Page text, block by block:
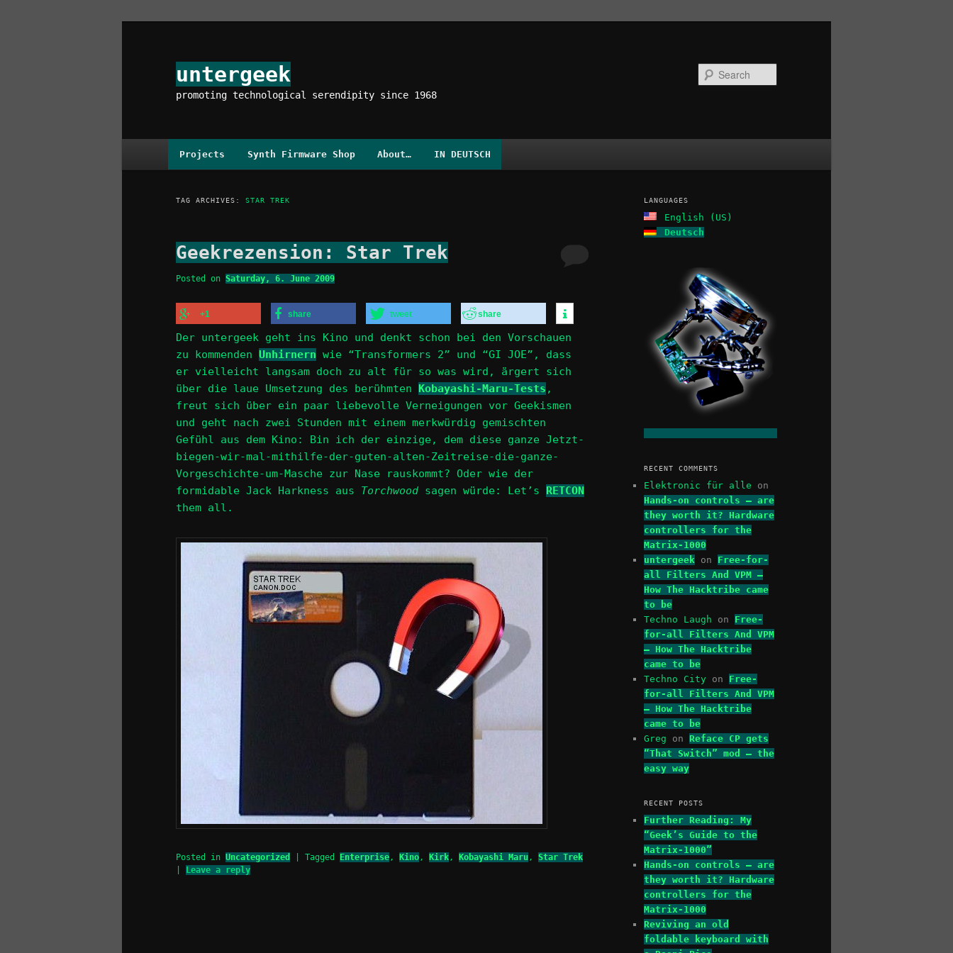
untergeek
promoting technological serendipity since 1968
Projects Synth Firmware Shop About… IN DEUTSCH
TAG ARCHIVES: STAR TREK
Geekrezension: Star Trek
Posted on Saturday, 6. June 2009
+1 share tweet share
Der untergeek geht ins Kino und denkt schon bei den Vorschauen
zu kommenden Unhirnern wie “Transformers 2” und “GI JOE”, dass
er vielleicht langsam doch zu alt für so was wird, ärgert sich
über die laue Umsetzung des berühmten Kobayashi-Maru-Tests ,
freut sich über ein paar liebevolle Verneigungen vor Geekismen
und geht nach zwei Stunden mit einem merkwürdig gemischten
Gefühl aus dem Kino: Bin ich der einzige, dem diese ganze Jetzt-
biegen-wir-mal-mithilfe-der-guten-alten-Zeitreise-die-ganze-
Vorgeschichte-um-Masche zur Nase rauskommt? Oder wie der
formidable Jack Harkness aus Torchwood sagen würde: Let’s RETCON
them all.
Posted in Uncategorized Tagged Enterprise, Kino, Kirk, Kobayashi Maru, Star Trek
Leave a reply
LANGUAGES
English (US)
Deutsch
RECENT COMMENTS
Elektronic für alle on
Hands-on controls – are
they worth it? Hardware
controllers for the
Matrix-1000
untergeek on Free-for-
all Filters And VPM –
How The Hacktribe came
to be
Techno Laugh on Free-
for-all Filters And VPM
– How The Hacktribe
came to be
Techno City on Free-
for-all Filters And VPM
– How The Hacktribe
came to be
Greg on Reface CP gets
“That Switch” mod – the
easy way
RECENT POSTS
Further Reading: My
“Geek’s Guide to the
Matrix-1000”
Hands-on controls – are
they worth it? Hardware
controllers for the
Matrix-1000
Reviving an old
foldable keyboard with